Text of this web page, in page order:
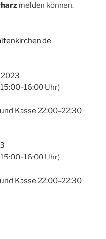
melden können.
2023
Uhr)
Kasse 22:00–22:30
Uhr)
Kasse 22:00–22:30